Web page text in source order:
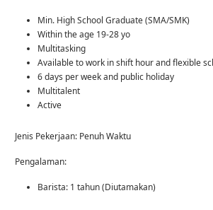
Min. High School Graduate (SMA/SMK)
Within the age 19-28 yo
Multitasking
Available to work in shift hour and flexible
6 days per week and public holiday
Multitalent
Active
Jenis Pekerjaan: Penuh Waktu
Pengalaman:
Barista: 1 tahun (Diutamakan)